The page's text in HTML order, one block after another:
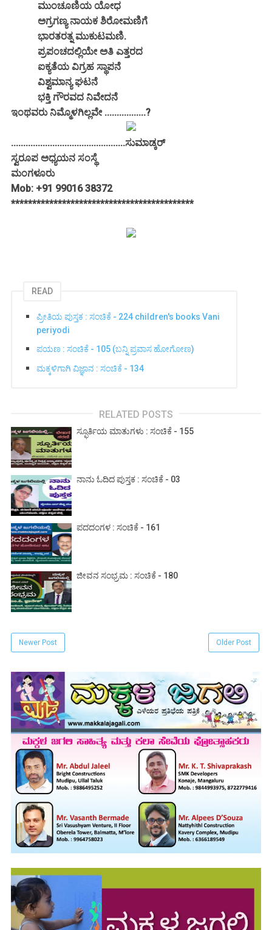
ಮುಂಚೂಣಿಯ ಯೋಧ
ಅಗ್ರಗಣ್ಯ ನಾಯಕ ಶಿರೋಮಣಿಗೆ
ಭಾರತರತ್ನ ಮುಕುಟಮಣಿ.
ಪ್ರಪಂಚದಲ್ಲಿಯೇ ಅತಿ ಎತ್ತರದ
ಐಕ್ಯತೆಯ ವಿಗ್ರಹ ಸ್ಥಾಪನೆ
ವಿಶ್ವಮಾನ್ಯ ಘಟನೆ
ಭಕ್ತಿ ಗೌರವದ ನಿವೇದನೆ
ಇಂಥವರು ನಿಮ್ಮೊಳಗಿಲ್ಲವೇ .................?
...............................................ಸುಮಾಡ್ಕರ್
ಸ್ವರೂಪ ಅಧ್ಯಯನ ಸಂಸ್ಥೆ
ಮಂಗಳೂರು
Mob: +91 99016 38372
*******************************************
READ
ಪ್ರೀತಿಯ ಪುಸ್ತಕ : ಸಂಚಿಕೆ - 224 children's books Vani
periyodi
ಪಯಣ : ಸಂಚಿಕೆ - 105 (ಬನ್ನಿ ಪ್ರವಾಸ ಹೋಗೋಣ)
ಮಕ್ಕಳಿಗಾಗಿ ವಿಜ್ಞಾನ : ಸಂಚಿಕೆ - 134
RELATED POSTS
ಸ್ಫೂರ್ತಿಯ ಮಾತುಗಳು : ಸಂಚಿಕೆ - 155
ನಾನು ಓದಿದ ಪುಸ್ತಕ : ಸಂಚಿಕೆ - 03
ಪದದಂಗಳ : ಸಂಚಿಕೆ - 161
ಜೀವನ ಸಂಭ್ರಮ : ಸಂಚಿಕೆ - 180
Newer Post Older Post